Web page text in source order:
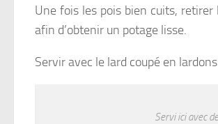
Une fois les pois bien cuits,
afin d’obtenir un potage lisse.
Servir avec le lard coupé en
Servi ici avec